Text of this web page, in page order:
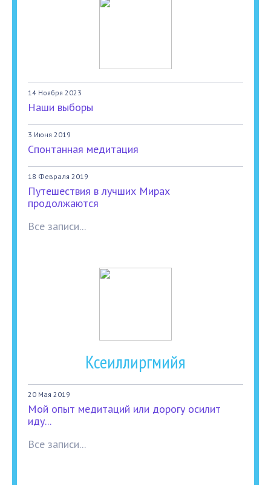
14 Ноября 2023
Наши выборы
3 Июня 2019
Спонтанная медитация
18 Февраля 2019
Путешествия в лучших Мирах
продолжаются
Все записи...
Ксеиллиргмийя
20 Мая 2019
Мой опыт медитаций или дорогу осилит
иду...
Все записи...